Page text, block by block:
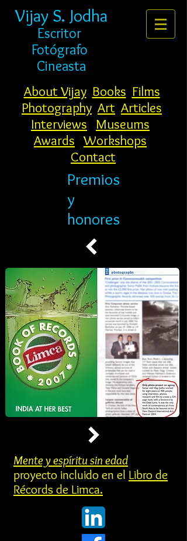
Vijay S. Jodha
Escritor
Fotógrafo
Cineasta
About Vijay Books Films
Photography Art Articles
Interviews
Museums
Awards Workshops
Contact
Premios
y
honores
Mente y espíritu sin edad
proyecto incluido en el Libro de
Récords de Limca.